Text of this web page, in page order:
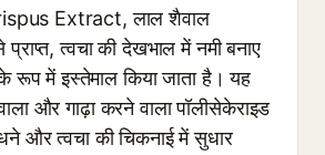
Extract, लाल शैवाल
त्वचा की देखभाल में नमी बनाए
रूप में इस्तेमाल किया जाता है। यह
और गाढ़ा करने वाला पॉलीसेकेराइड
और त्वचा की चिकनाई में सुधार